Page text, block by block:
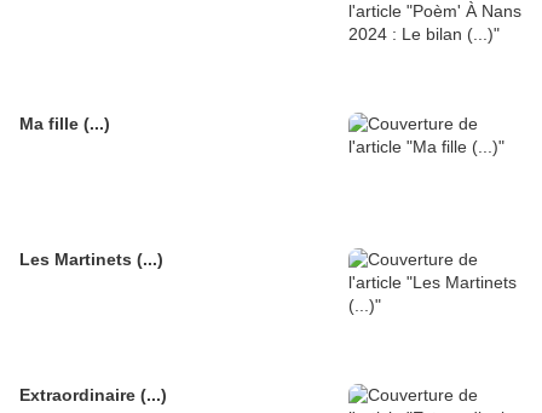
Ma fille (...)
Les Martinets (...)
Extraordinaire (...)